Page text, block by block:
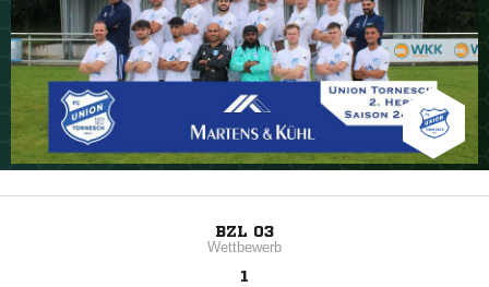
BZL 03
Wettbewerb
1